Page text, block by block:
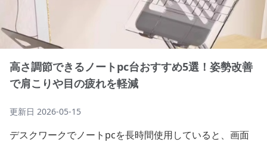
高さ調節できるノートpc台おすすめ5選！姿勢改善
で肩こりや目の疲れを軽減
更新日 2026-05-15
デスクワークでノートpcを長時間使用していると、画面